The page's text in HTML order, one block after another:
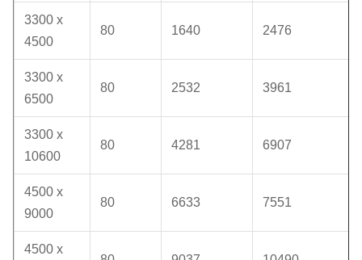
3300 x
4500
80 1640 2476
3300 x
6500
80 2532 3961
3300 x
10600
80 4281 6907
4500 x
9000
80 6633 7551
4500 x